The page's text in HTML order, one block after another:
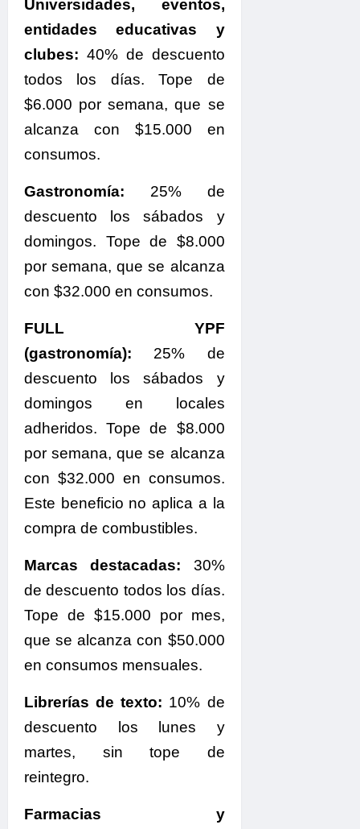
Universidades, eventos,
entidades educativas y
clubes: 40% de descuento
todos los días. Tope de
$6.000 por semana, que se
alcanza con $15.000 en
consumos.
Gastronomía: 25% de
descuento los sábados y
domingos. Tope de $8.000
por semana, que se alcanza
con $32.000 en consumos.
FULL YPF
(gastronomía): 25% de
descuento los sábados y
domingos en locales
adheridos. Tope de $8.000
por semana, que se alcanza
con $32.000 en consumos.
Este beneficio no aplica a la
compra de combustibles.
Marcas destacadas: 30%
de descuento todos los días.
Tope de $15.000 por mes,
que se alcanza con $50.000
en consumos mensuales.
Librerías de texto: 10% de
descuento los lunes y
martes, sin tope de
reintegro.
Farmacias y